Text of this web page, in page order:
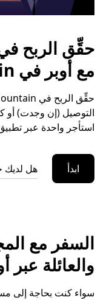
حقِّق الربح
مع أوبر في Black Mountain
التوصيل (إن وجدت) أو
استأجر واحدة عبر تطبيق
ابدأ هل لديك
السفر مع
والعائلة عبر
سواء كنت بحاجة إلى